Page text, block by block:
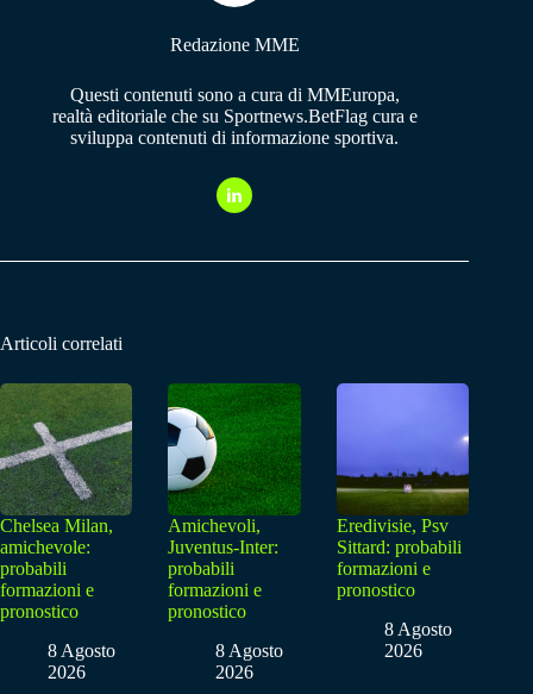
Redazione MME
Questi contenuti sono a cura di MMEuropa,
realtà editoriale che su Sportnews.BetFlag cura e
sviluppa contenuti di informazione sportiva.
Articoli correlati
Chelsea Milan,
amichevole:
probabili
formazioni e
pronostico
8 Agosto
2026
Amichevoli,
Juventus-Inter:
probabili
formazioni e
pronostico
8 Agosto
2026
Eredivisie, Psv
Sittard: probabili
formazioni e
pronostico
8 Agosto
2026